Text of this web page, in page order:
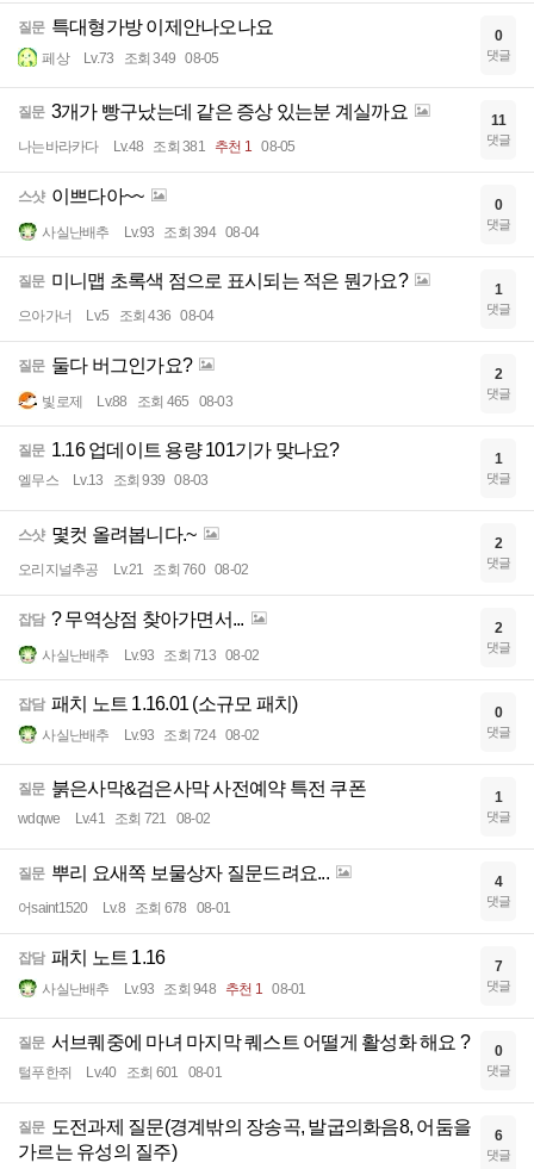
질문 특대형가방 이제안나오나요
페상 Lv.73 조회 349 08-05
0
댓글
질문 3개가 빵구났는데 같은 증상 있는분 계실까요
나는바라카다 Lv.48 조회 381 추천 1 08-05
11
댓글
스샷 이쁘다아~~
사실난배추 Lv.93 조회 394 08-04
0
댓글
질문 미니맵 초록색 점으로 표시되는 적은 뭔가요?
으아가너 Lv.5 조회 436 08-04
1
댓글
질문 둘다 버그인가요?
빛로제 Lv.88 조회 465 08-03
2
댓글
질문 1.16 업데이트 용량 101기가 맞나요?
엘무스 Lv.13 조회 939 08-03
1
댓글
스샷 몇컷 올려봅니다.~
오리지널추공 Lv.21 조회 760 08-02
2
댓글
잡담 ? 무역상점 찾아가면서...
사실난배추 Lv.93 조회 713 08-02
2
댓글
잡담 패치 노트 1.16.01 (소규모 패치)
사실난배추 Lv.93 조회 724 08-02
0
댓글
질문 붉은사막&검은사막 사전예약 특전 쿠폰
wdqwe Lv.41 조회 721 08-02
1
댓글
질문 뿌리 요새쪽 보물상자 질문드려요...
어saint1520 Lv.8 조회 678 08-01
4
댓글
잡담 패치 노트 1.16
사실난배추 Lv.93 조회 948 추천 1 08-01
7
댓글
질문 서브퀘중에 마녀 마지막 퀘스트 어떨게 활성화 해요 ?
털푸한쥐 Lv.40 조회 601 08-01
0
댓글
질문 도전과제 질문(경계밖의 장송곡, 발굽의화음8, 어둠을
가르는 유성의 질주)
6
댓글